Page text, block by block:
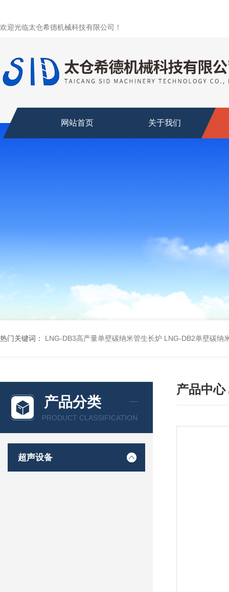
欢迎光临太仓希德机械科技有限公司！
网站首页 关于我们
热门关键词： LNG-DB3高产量单壁碳纳米管生长炉 LNG-DB2单壁碳纳
产品分类
PRODUCT CLASSIFICATION
超声设备
产品中心